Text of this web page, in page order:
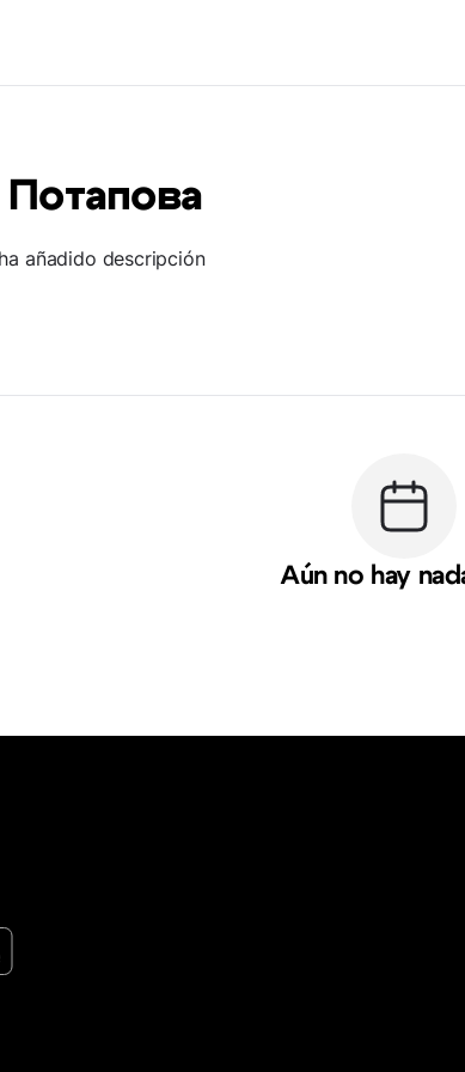
Потапова
añadido descripción
Aún no hay